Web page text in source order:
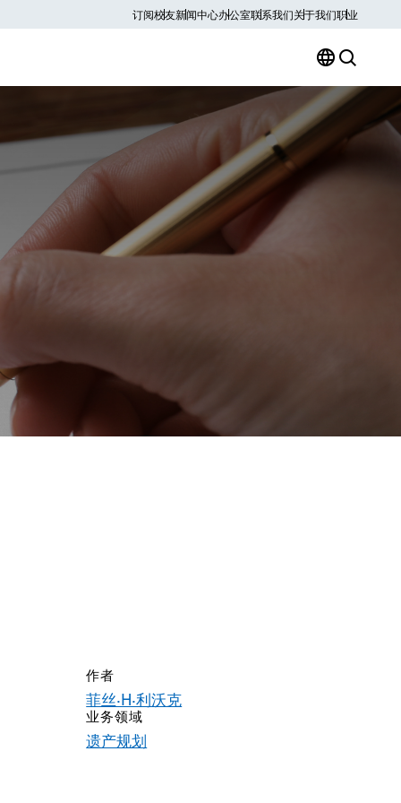
订阅校友新闻中心办公室联系我们关于我们职业
作者
菲丝·H·利沃克
业务领域
遗产规划